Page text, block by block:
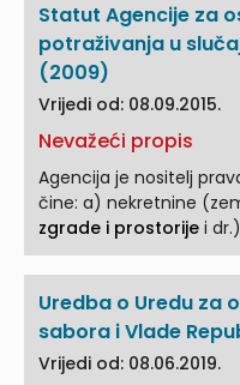
Statut Agencije za
potraživanja u
(2009)
Vrijedi od: 08.09.2015.
Nevažeći propis
Agencija je nositelj
čine: a) nekretnine
zgrade i prostorije i
Uredba o Uredu za
sabora i Vlade
Vrijedi od: 08.06.2019.